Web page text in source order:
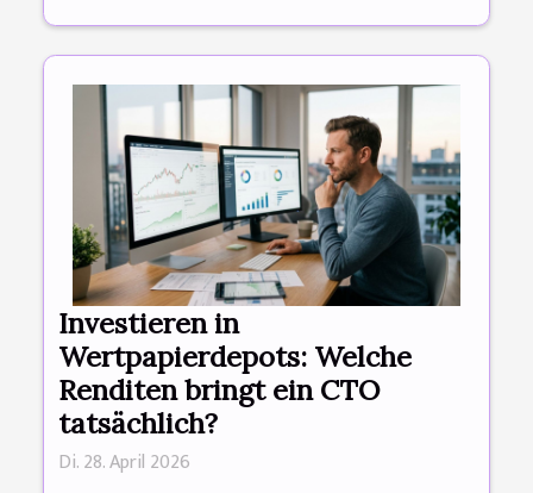
Investieren in
Wertpapierdepots: Welche
Renditen bringt ein CTO
tatsächlich?
Di. 28. April 2026